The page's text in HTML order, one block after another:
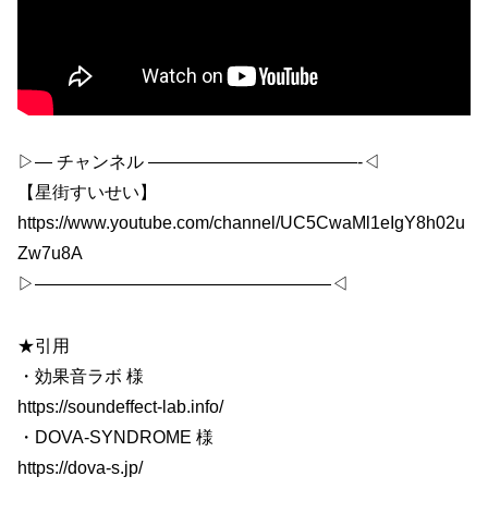
▷— チャンネル ————————————-◁
【星街すいせい】
https://www.youtube.com/channel/UC5CwaMl1eIgY8h02u
Zw7u8A
▷—————————————————◁
★引用
・効果音ラボ 様
https://soundeffect-lab.info/
・DOVA-SYNDROME 様
https://dova-s.jp/